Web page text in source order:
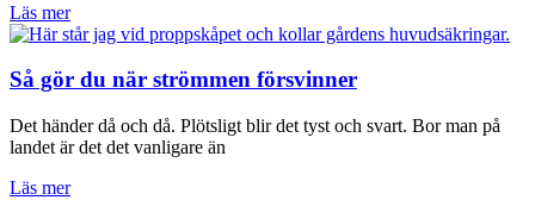
Läs mer
Så gör du när strömmen försvinner
Det händer då och då. Plötsligt blir det tyst och svart. Bor man på
landet är det det vanligare än
Läs mer